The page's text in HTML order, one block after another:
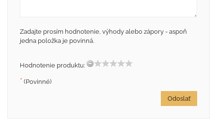
Zadajte prosím hodnotenie, výhody alebo zápory - aspoň
jedna položka je povinná.
Hodnotenie produktu:
* (Povinné)
Odoslať